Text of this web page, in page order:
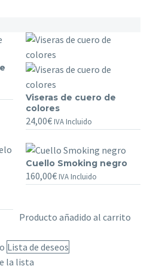
Viseras
de
cuero
de
colores
Viseras de cuero de
colores
24,00€ IVA Incluido
Cuello
Smoking
Cuello Smoking negro
160,00€ IVA Incluido
Producto añadido al carrito
Lista de deseos
la lista